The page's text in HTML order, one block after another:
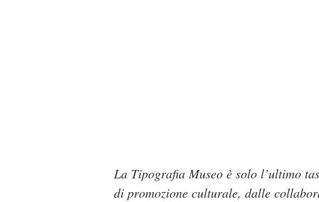
La Tipografia Museo è solo l’ultimo
di promozione culturale, dalle